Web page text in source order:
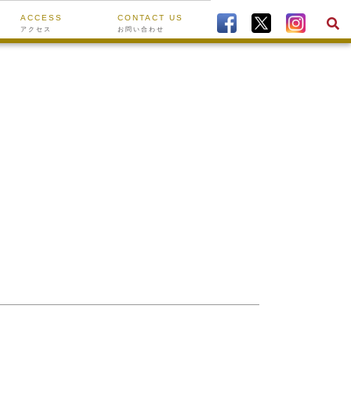
ACCESS
アクセス
CONTACT US
お問い合わせ